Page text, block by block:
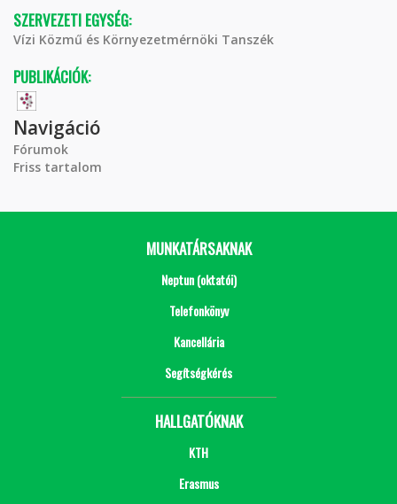
SZERVEZETI EGYSÉG:
Vízi Közmű és Környezetmérnöki Tanszék
PUBLIKÁCIÓK:
Navigáció
Fórumok
Friss tartalom
MUNKATÁRSAKNAK
Neptun (oktatói)
Telefonkönyv
Kancellária
Segítségkérés
HALLGATÓKNAK
KTH
Erasmus